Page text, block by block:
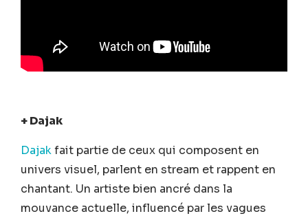
+ Dajak
Dajakfait partie de ceux qui composent en
univers visuel, parlent en stream et rappent en
chantant. Un artiste bien ancré dans la
mouvance actuelle, influencé par les vagues